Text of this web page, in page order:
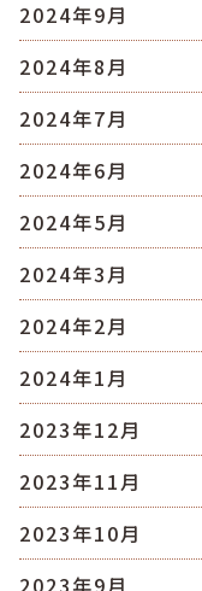
2024年9月
2024年8月
2024年7月
2024年6月
2024年5月
2024年3月
2024年2月
2024年1月
2023年12月
2023年11月
2023年10月
2023年9月